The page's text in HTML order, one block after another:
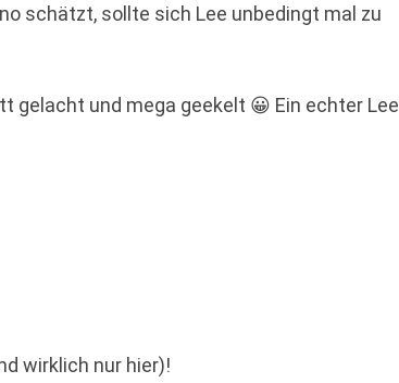
schätzt, sollte sich Lee unbedingt mal zu
gelacht und mega geekelt 😀 Ein echter Lee
wirklich nur hier)!